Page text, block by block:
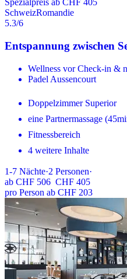
Spezialpreis ab CHF 405
SchweizRomandie
5.3/6
Entspannung zwischen
Wellness vor Check-in &
Padel Aussencourt
Doppelzimmer Superior
eine Partnermassage
Fitnessbereich
4 weitere Inhalte
1-7 Nächte·2 Personen·
ab CHF 506 CHF 405
pro Person ab CHF 203